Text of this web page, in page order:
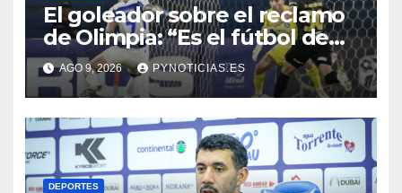
El goleador sobre el reclamo
de Olimpia: “Es el fútbol de
hoy y hay que adaptarnos a
eso”
AGO 9, 2026 PYNOTICIAS.ES
DEPORTES